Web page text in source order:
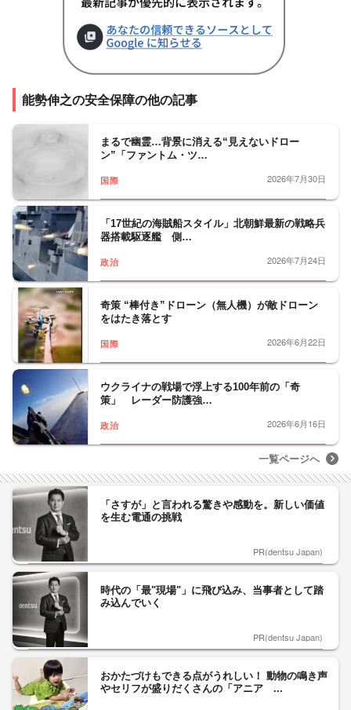
能勢伸之の安全保障の他の記事
まるで幽霊…背景に消える“見えないドロー
ン”「ファントム・ツ…
国際 2026年7月30日
「17世紀の海賊船スタイル」北朝鮮最新の戦略兵
器搭載駆逐艦 側…
政治 2026年7月24日
奇策 “棒付き”ドローン（無人機）が敵ドローン
をはたき落とす
国際 2026年6月22日
ウクライナの戦場で浮上する100年前の「奇
策」 レーダー防護強…
政治 2026年6月16日
一覧ページへ
「さすが」と言われる驚きや感動を。新しい価値
を生む電通の挑戦
PR(dentsu Japan)
時代の「最"現場"」に飛び込み、当事者として踏
み込んでいく
PR(dentsu Japan)
おかたづけもできる点がうれしい！ 動物の鳴き声
やセリフが盛りだくさんの「アニア ...